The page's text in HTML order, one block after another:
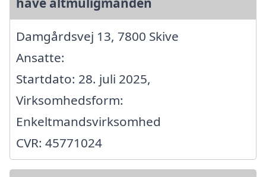
Damgårdsvej 13, 7800 Skive
Ansatte:
Startdato: 28. juli 2025,
Virksomhedsform:
Enkeltmandsvirksomhed
CVR: 45771024